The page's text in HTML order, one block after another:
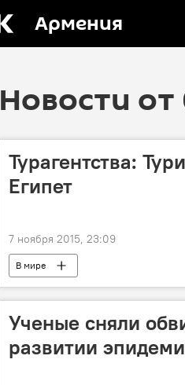
Армения
Новости от
Турагентства:
Египет
7 ноября 2015, 23:09
В мире
Ученые сняли
развитии